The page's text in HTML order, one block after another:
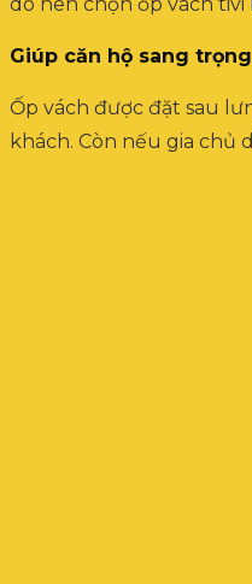
Giúp căn hộ sang
Ốp vách được đặt sau
khách. Còn nếu gia chủ